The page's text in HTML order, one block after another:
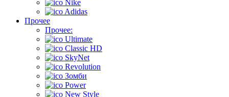
Nike
Adidas
Прочее
Прочее:
Ultimate
Classic HD
SkyNet
Revolution
Зомби
Power
New Style